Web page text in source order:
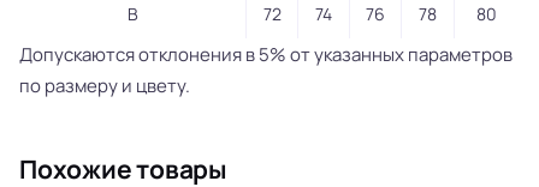
B 72 74 76 78 80
Допускаются отклонения в 5% от указанных параметров
по размеру и цвету.
Похожие товары